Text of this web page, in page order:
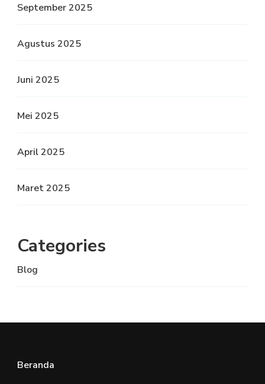
September 2025
Agustus 2025
Juni 2025
Mei 2025
April 2025
Maret 2025
Categories
Blog
Beranda